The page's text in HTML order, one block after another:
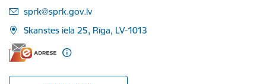
E-pasts:
sprk@sprk.gov.lv
Skanstes iela 25, Rīga, LV-1013